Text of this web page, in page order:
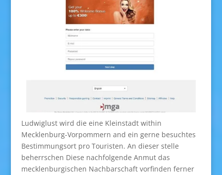
Ludwiglust wird die eine Kleinstadt within
Mecklenburg-Vorpommern and ein gerne besuchtes
Bestimmungsort pro Touristen. An dieser stelle
beherrschen Diese nachfolgende Anmut das
mecklenburgischen Nachbarschaft vorfinden ferner